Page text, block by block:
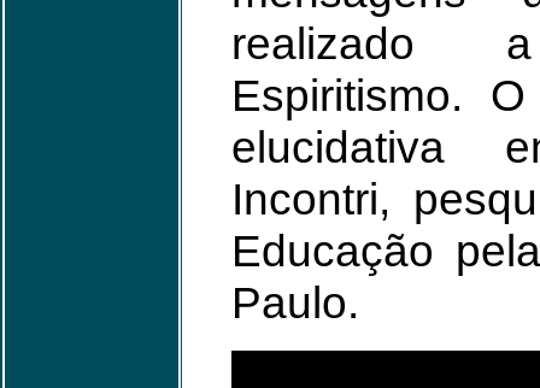
realizado
Espiritismo.
elucidativa
Incontri,
Educação
Paulo.